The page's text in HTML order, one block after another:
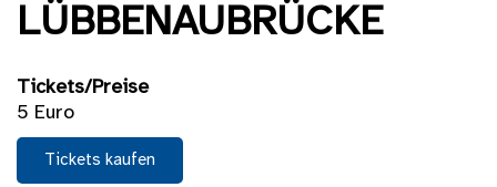
LÜBBENAUBRÜCKE
Tickets/Preise
5 Euro
Tickets kaufen